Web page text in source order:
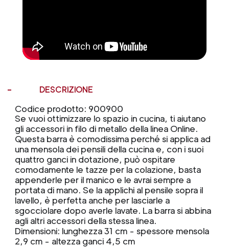
DESCRIZIONE
Codice prodotto: 900900
Se vuoi ottimizzare lo spazio in cucina, ti aiutano
gli accessori in filo di metallo della linea Online.
Questa barra è comodissima perché si applica ad
una mensola dei pensili della cucina e, con i suoi
quattro ganci in dotazione, può ospitare
comodamente le tazze per la colazione, basta
appenderle per il manico e le avrai sempre a
portata di mano. Se la applichi al pensile sopra il
lavello, è perfetta anche per lasciarle a
sgocciolare dopo averle lavate. La barra si abbina
agli altri accessori della stessa linea.
Dimensioni: lunghezza 31 cm - spessore mensola
2,9 cm - altezza ganci 4,5 cm